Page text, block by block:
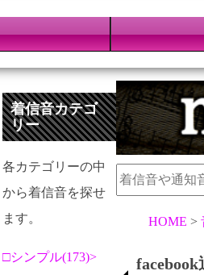
HOME
着信音カテゴ
リー
各カテゴリーの中
から着信音を探せ
ます。
シンプル(173)